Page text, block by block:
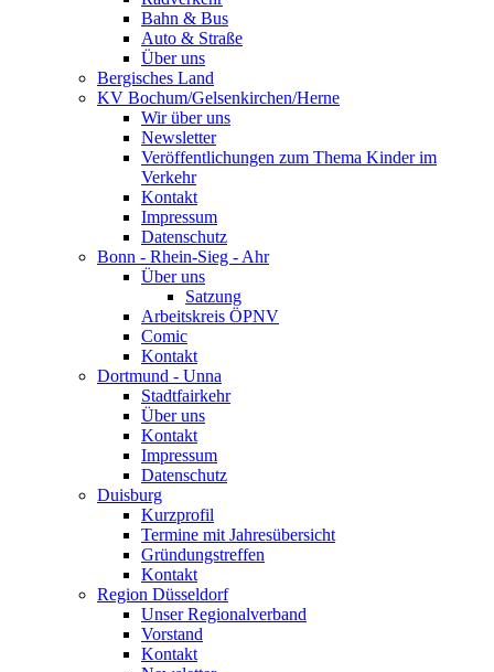
Bahn & Bus
Auto & Straße
Über uns
Bergisches Land
KV Bochum/Gelsenkirchen/Herne
Wir über uns
Newsletter
Veröffentlichungen zum Thema Kinder im
Verkehr
Kontakt
Impressum
Datenschutz
Bonn - Rhein-Sieg - Ahr
Über uns
Satzung
Arbeitskreis ÖPNV
Comic
Kontakt
Dortmund - Unna
Stadtfairkehr
Über uns
Kontakt
Impressum
Datenschutz
Duisburg
Kurzprofil
Termine mit Jahresübersicht
Gründungstreffen
Kontakt
Region Düsseldorf
Unser Regionalverband
Vorstand
Kontakt